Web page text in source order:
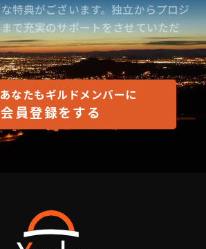
特典がございます。独立からプロジ
で充実のサポートをさせていただ
なたもギルドメンバーに
会員登録をする